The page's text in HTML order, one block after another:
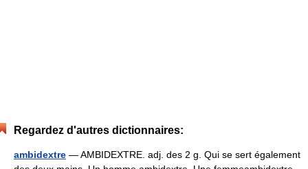
Regardez d'autres dictionnaires:
ambidextre — AMBIDEXTRE. adj. des 2 g. Qui se sert également